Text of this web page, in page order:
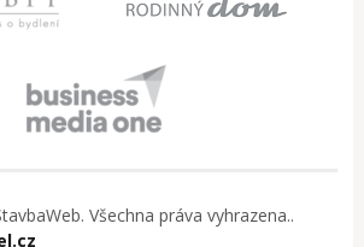
Všechna práva vyhrazena..